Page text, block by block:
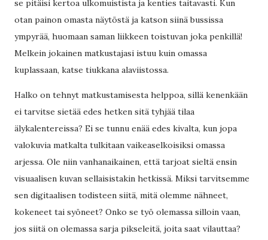
se pitäisi kertoa ulkomuistista ja kenties taitavasti. Kun
otan painon omasta näytöstä ja katson siinä bussissa
ympyrää, huomaan saman liikkeen toistuvan joka penkillä!
Melkein jokainen matkustajasi istuu kuin omassa
kuplassaan, katse tiukkana alaviistossa.
Halko on tehnyt matkustamisesta helppoa, sillä kenenkään
ei tarvitse sietää edes hetken sitä tyhjää tilaa
älykalentereissa? Ei se tunnu enää edes kivalta, kun jopa
valokuvia matkalta tulkitaan vaikeaselkoisiksi omassa
arjessa. Ole niin vanhanaikainen, että tarjoat sieltä ensin
visuaalisen kuvan sellaisistakin hetkissä. Miksi tarvitsemme
sen digitaalisen todisteen siitä, mitä olemme nähneet,
kokeneet tai syöneet? Onko se työ olemassa silloin vaan,
jos siitä on olemassa sarja pikseleitä, joita saat vilauttaa?